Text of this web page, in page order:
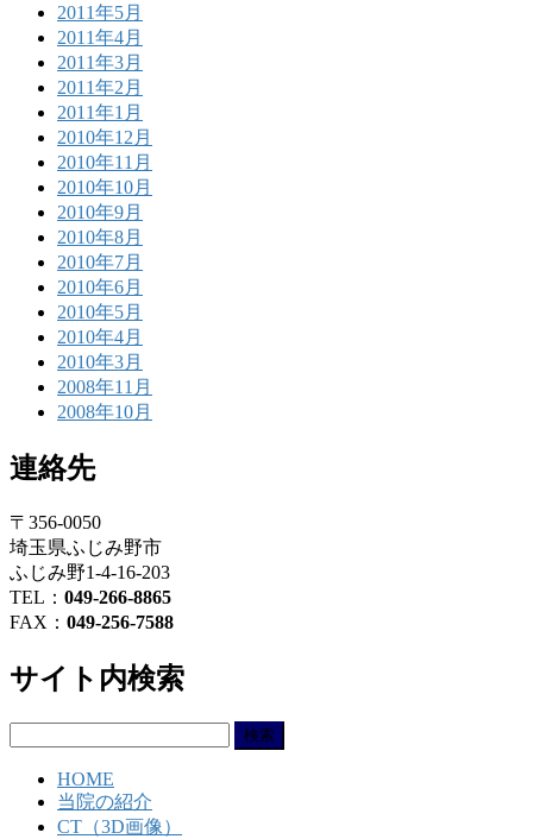
2011年5月
2011年4月
2011年3月
2011年2月
2011年1月
2010年12月
2010年11月
2010年10月
2010年9月
2010年8月
2010年7月
2010年6月
2010年5月
2010年4月
2010年3月
2008年11月
2008年10月
連絡先
〒356-0050
埼玉県ふじみ野市
ふじみ野1-4-16-203
TEL： 049-266-8865
FAX： 049-256-7588
サイト内検索
HOME
当院の紹介
CT（3D画像）